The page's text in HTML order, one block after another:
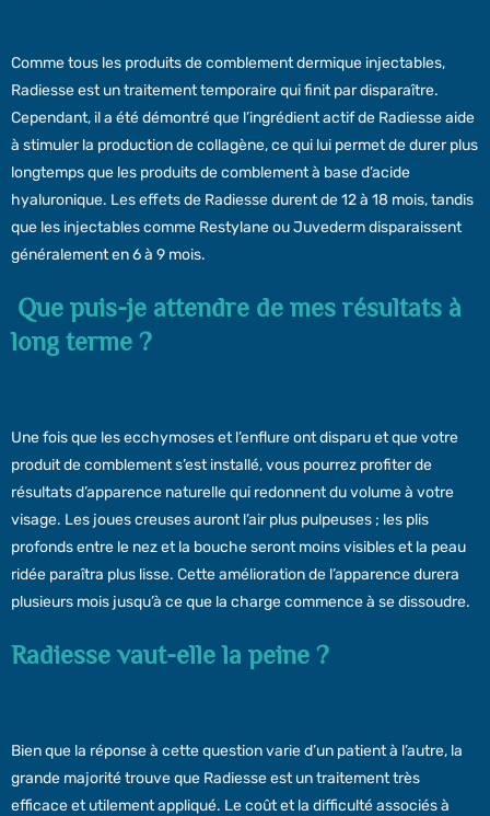
Comme tous les produits de comblement dermique injectables,
Radiesse est un traitement temporaire qui finit par disparaître.
Cependant, il a été démontré que l’ingrédient actif de Radiesse aide
à stimuler la production de collagène, ce qui lui permet de durer plus
longtemps que les produits de comblement à base d’acide
hyaluronique. Les effets de Radiesse durent de 12 à 18 mois, tandis
que les injectables comme Restylane ou Juvederm disparaissent
généralement en 6 à 9 mois.
Que puis-je attendre de mes résultats à
long terme ?
Une fois que les ecchymoses et l’enflure ont disparu et que votre
produit de comblement s’est installé, vous pourrez profiter de
résultats d’apparence naturelle qui redonnent du volume à votre
visage. Les joues creuses auront l’air plus pulpeuses ; les plis
profonds entre le nez et la bouche seront moins visibles et la peau
ridée paraîtra plus lisse. Cette amélioration de l’apparence durera
plusieurs mois jusqu’à ce que la charge commence à se dissoudre.
Radiesse vaut-elle la peine ?
Bien que la réponse à cette question varie d’un patient à l’autre, la
grande majorité trouve que Radiesse est un traitement très
efficace et utilement appliqué. Le coût et la difficulté associés à